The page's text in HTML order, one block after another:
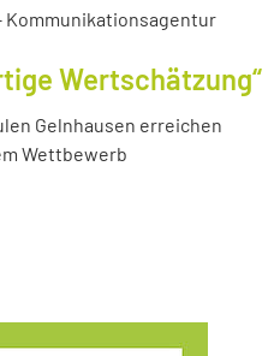
Kommunikationsagentur
Wertschätzung“
Gelnhausen erreichen
Wettbewerb